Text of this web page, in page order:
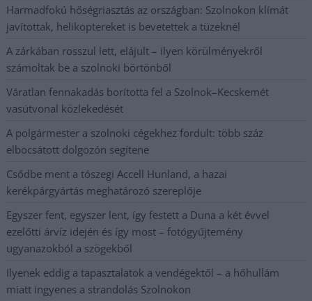
Harmadfokú hőségriasztás az országban: Szolnokon klímát
javítottak, helikoptereket is bevetettek a tüzeknél
A zárkában rosszul lett, elájult – ilyen körülményekről
számoltak be a szolnoki börtönből
Váratlan fennakadás borította fel a Szolnok–Kecskemét
vasútvonal közlekedését
A polgármester a szolnoki cégekhez fordult: több száz
elbocsátott dolgozón segítene
Csődbe ment a tószegi Accell Hunland, a hazai
kerékpárgyártás meghatározó szereplője
Egyszer fent, egyszer lent, így festett a Duna a két évvel
ezelőtti árvíz idején és így most – fotógyűjtemény
ugyanazokból a szögekből
Ilyenek eddig a tapasztalatok a vendégektől – a hőhullám
miatt ingyenes a strandolás Szolnokon